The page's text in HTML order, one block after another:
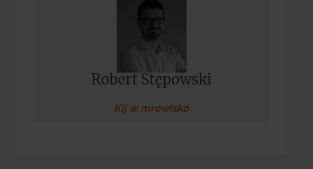
Kij w mrowisko